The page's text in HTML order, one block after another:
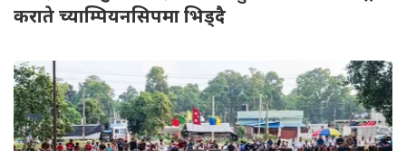
कराते च्याम्पियनसिपमा भिड्दै